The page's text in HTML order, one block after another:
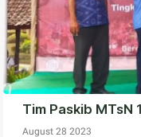
Tim Paskib MTsN
August 28 2023